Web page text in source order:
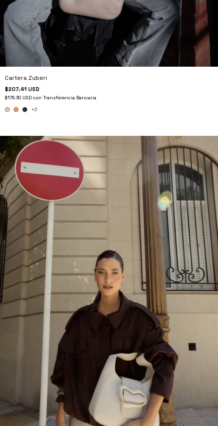
Cartera Zuberi
$207.41 USD
$176.30 USD con Transferencia Bancaria
+2